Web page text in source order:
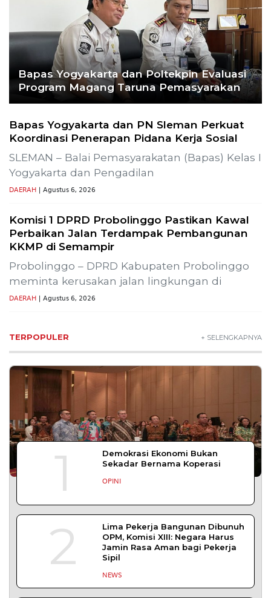
Bapas Yogyakarta dan Poltekpin Evaluasi
Program Magang Taruna Pemasyarakan
Bapas Yogyakarta dan PN Sleman Perkuat
Koordinasi Penerapan Pidana Kerja Sosial
SLEMAN – Balai Pemasyarakatan (Bapas) Kelas I
Yogyakarta dan Pengadilan
DAERAH | Agustus 6, 2026
Komisi 1 DPRD Probolinggo Pastikan Kawal
Perbaikan Jalan Terdampak Pembangunan
KKMP di Semampir
Probolinggo – DPRD Kabupaten Probolinggo
meminta kerusakan jalan lingkungan di
DAERAH | Agustus 6, 2026
TERPOPULER + SELENGKAPNYA
1
Demokrasi Ekonomi Bukan
Sekadar Bernama Koperasi
OPINI
2
Lima Pekerja Bangunan Dibunuh
OPM, Komisi XIII: Negara Harus
Jamin Rasa Aman bagi Pekerja
Sipil
NEWS